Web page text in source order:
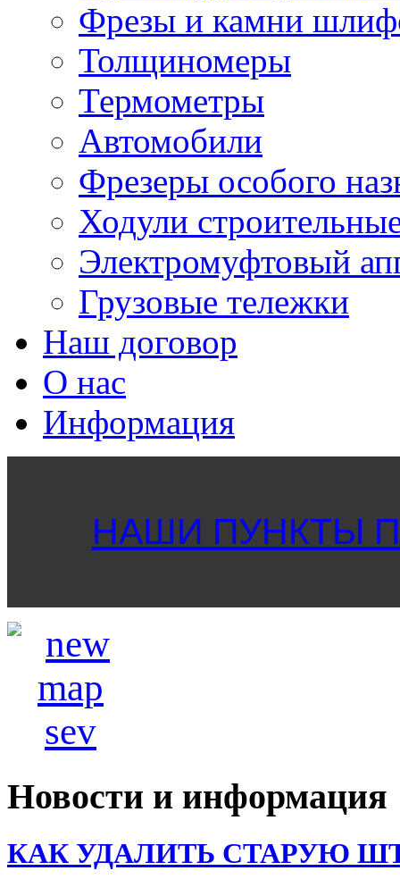
Фрезы и камни
Толщиномеры
Термометры
Автомобили
Фрезеры особого
Ходули
Электромуфтовый
Грузовые тележки
Наш договор
О нас
Информация
НАШИ ПУНКТЫ
Новости и информация
КАК УДАЛИТЬ СТАРУЮ